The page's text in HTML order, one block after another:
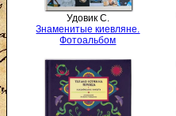
Удовик С.
Знаменитые киевляне.
Фотоальбом